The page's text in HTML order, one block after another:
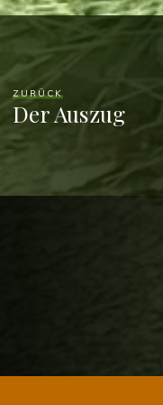
ZURÜCK
Der Auszug